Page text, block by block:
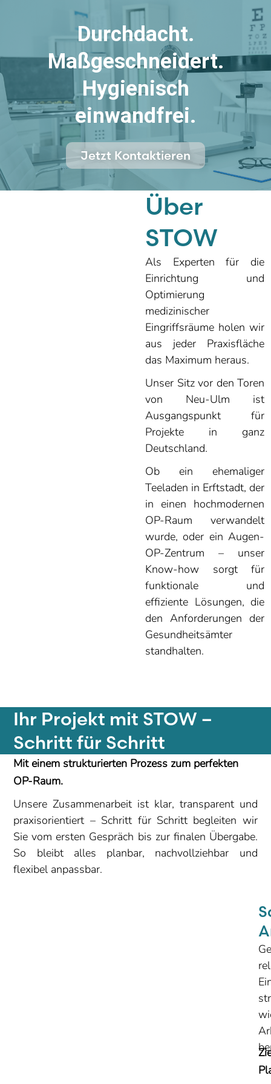
Durchdacht.
Maßgeschneidert.
Hygienisch
einwandfrei.
Jetzt Kontaktieren
Über
STOW
Als Experten für die
Einrichtung und
Optimierung
medizinischer
Eingriffsräume holen wir
aus jeder Praxisfläche
das Maximum heraus.
Unser Sitz vor den Toren
von Neu-Ulm ist
Ausgangspunkt für
Projekte in ganz
Deutschland.
Ob ein ehemaliger
Teeladen in Erftstadt, der
in einen hochmodernen
OP-Raum verwandelt
wurde, oder ein Augen-
OP-Zentrum – unser
Know-how sorgt für
funktionale und
effiziente Lösungen, die
den Anforderungen der
Gesundheitsämter
standhalten.
Ihr Projekt mit STOW –
Schritt für Schritt
Mit einem strukturierten Prozess zum perfekten
OP-Raum.
Unsere Zusammenarbeit ist klar, transparent und
praxisorientiert – Schritt für Schritt begleiten wir
Sie vom ersten Gespräch bis zur finalen Übergabe.
So bleibt alles planbar, nachvollziehbar und
flexibel anpassbar.